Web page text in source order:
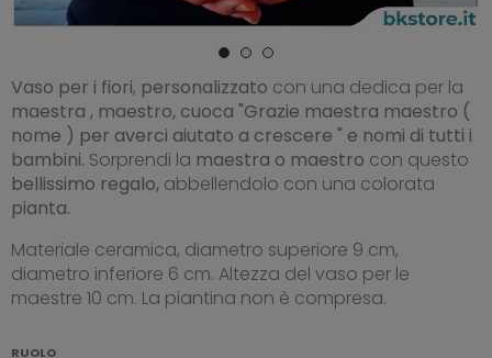
Vaso per i fiori, personalizzato con una dedica per la
maestra , maestro, cuoca "Grazie maestra maestro (
nome ) per averci aiutato a crescere " e nomi di tutti i
bambini. Sorprendi la maestra o maestro con questo
bellissimo regalo, abbellendolo con una colorata
pianta.
Materiale ceramica, diametro superiore 9 cm,
diametro inferiore 6 cm. Altezza del vaso per le
maestre 10 cm. La piantina non è compresa.
RUOLO